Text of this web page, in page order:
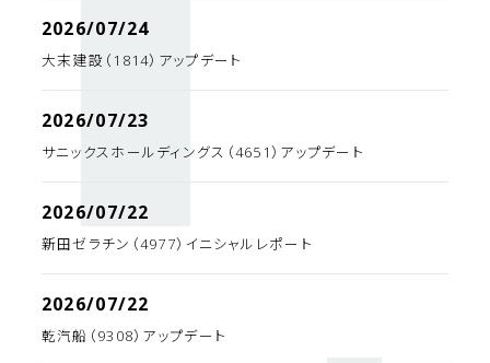
2026/07/24
大末建設（1814）アップデート
2026/07/23
サニックスホールディングス（4651）アップデート
2026/07/22
新田ゼラチン（4977）イニシャルレポート
2026/07/22
乾汽船（9308）アップデート